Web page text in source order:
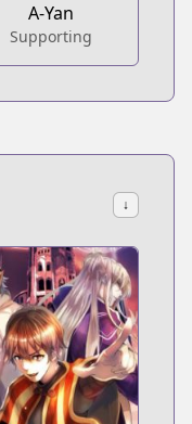
A-Yan
Supporting
↓